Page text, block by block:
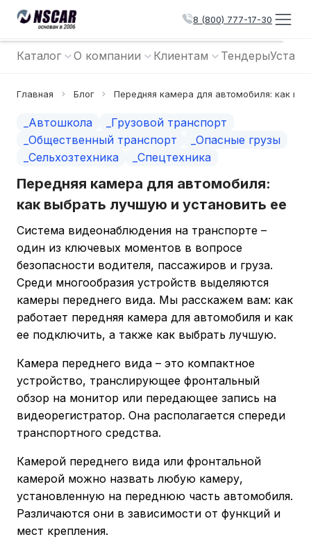
8 (800) 777-17-30
Каталог О компании Клиентам Тендеры
Главная Блог Передняя камера для автомобиля: как
_Автошкола
_Грузовой транспорт
_Общественный транспорт
_Опасные грузы
_Сельхозтехника
_Спецтехника
Передняя камера для автомобиля:
как выбрать лучшую и установить ее
Система видеонаблюдения на транспорте –
один из ключевых моментов в вопросе
безопасности водителя, пассажиров и груза.
Среди многообразия устройств выделяются
камеры переднего вида. Мы расскажем вам: как
работает передняя камера для автомобиля и как
ее подключить, а также как выбрать лучшую.
Камера переднего вида – это компактное
устройство, транслирующее фронтальный
обзор на монитор или передающее запись на
видеорегистратор. Она располагается спереди
транспортного средства.
Камерой переднего вида или фронтальной
камерой можно назвать любую камеру,
установленную на переднюю часть автомобиля.
Различаются они в зависимости от функций и
мест крепления.